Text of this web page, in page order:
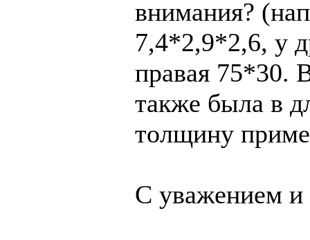
внимания?
7,4*2,9*2,6, у
правая 75*30.
также была в
толщину
С уважением и